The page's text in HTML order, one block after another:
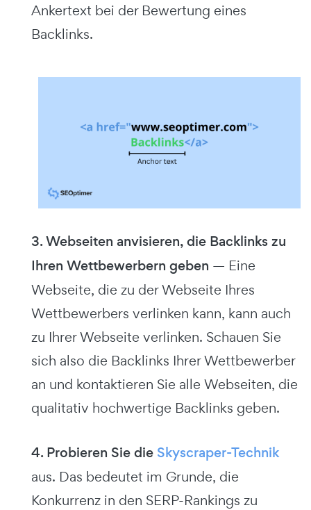
Ankertext bei der Bewertung eines
Backlinks.
3. Webseiten anvisieren, die Backlinks zu
Ihren Wettbewerbern geben — Eine
Webseite, die zu der Webseite Ihres
Wettbewerbers verlinken kann, kann auch
zu Ihrer Webseite verlinken. Schauen Sie
sich also die Backlinks Ihrer Wettbewerber
an und kontaktieren Sie alle Webseiten, die
qualitativ hochwertige Backlinks geben.
4. Probieren Sie die Skyscraper-Technik
aus. Das bedeutet im Grunde, die
Konkurrenz in den SERP-Rankings zu